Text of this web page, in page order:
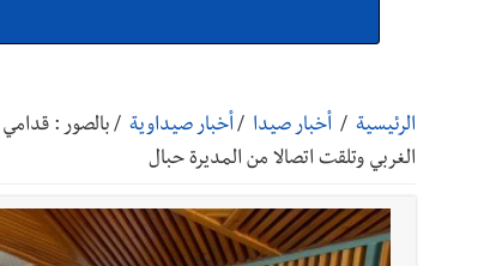
أخبار صيدا بالصور: رئيسا بلديتي صيدا وصور
أخبار صيدا عمر مرجان يتصل برئيس النادي الرياضي
الرئيسية / أخبار صيدا / أخبار صيداوية / بالصور :
الغربي وتلقت اتصالا من المديرة حبال